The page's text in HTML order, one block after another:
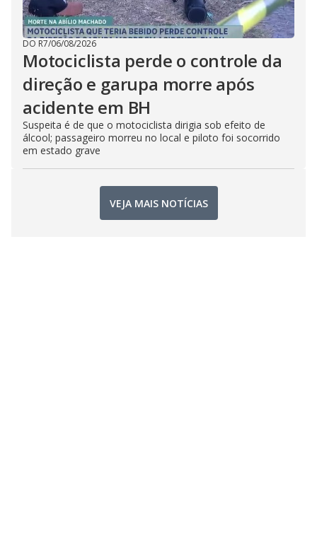
DO R7/06/08/2026
Motociclista perde o controle da
direção e garupa morre após
acidente em BH
Suspeita é de que o motociclista dirigia sob efeito de
álcool; passageiro morreu no local e piloto foi socorrido
em estado grave
VEJA MAIS NOTÍCIAS